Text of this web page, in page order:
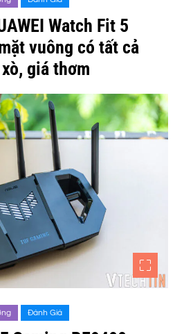
Watch Fit 5
vuông có tất cả
giá thơm
Đánh Giá